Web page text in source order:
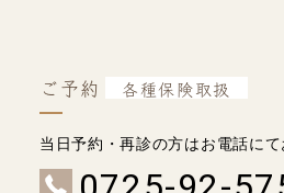
ご予約 各種保険取扱
当日予約・再診の方はお電話に